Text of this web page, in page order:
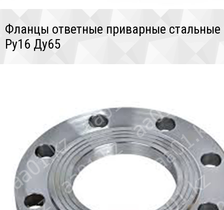
Фланцы ответные приварные стальные
Ру16 Ду65